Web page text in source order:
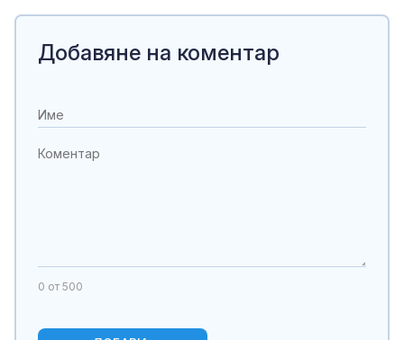
Добавяне на коментар
0 от 500